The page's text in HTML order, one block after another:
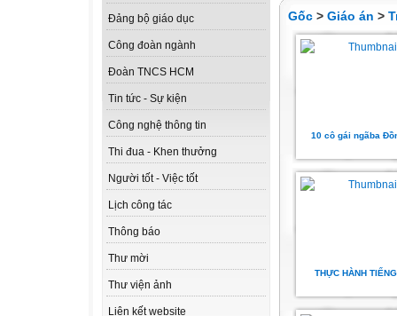
Đảng bộ giáo dục
Công đoàn ngành
Đoàn TNCS HCM
Tin tức - Sự kiện
Công nghệ thông tin
Thi đua - Khen thưởng
Người tốt - Việc tốt
Lịch công tác
Thông báo
Thư mời
Thư viện ảnh
Liên kết website
Gốc > Giáo án >
10 cô gái ngãba
THỰC HÀNH